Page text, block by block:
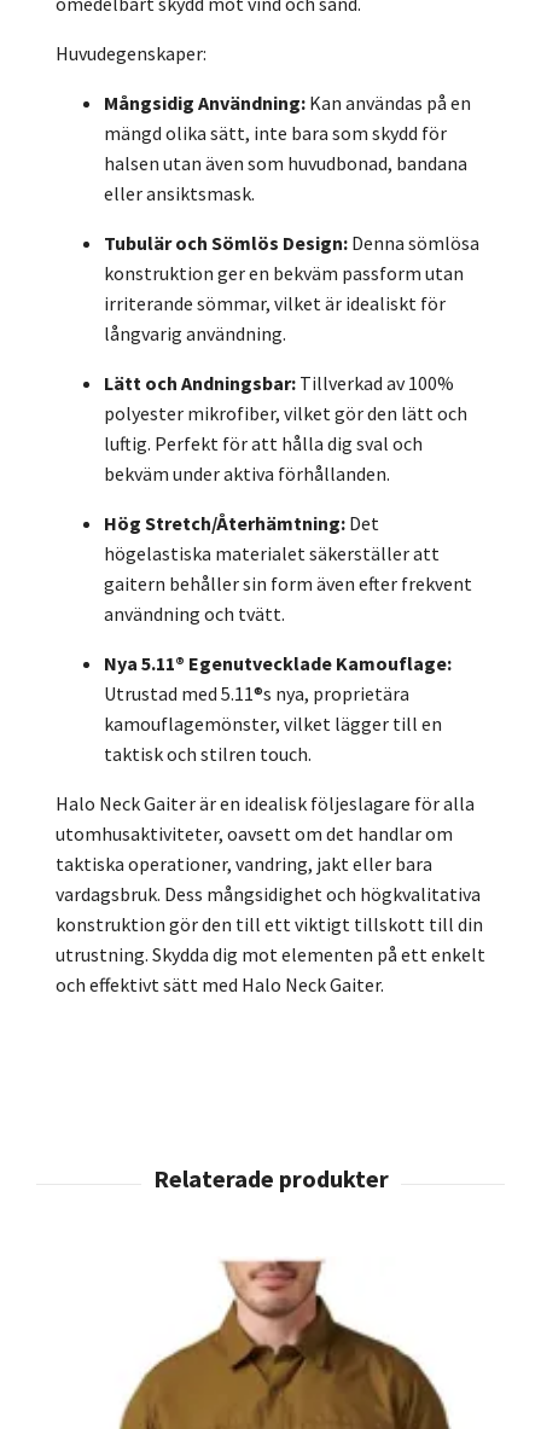
Huvudegenskaper:
Mångsidig Användning: Kan användas på en
mängd olika sätt, inte bara som skydd för
halsen utan även som huvudbonad, bandana
eller ansiktsmask.
Tubulär och Sömlös Design: Denna sömlösa
konstruktion ger en bekväm passform utan
irriterande sömmar, vilket är idealiskt för
långvarig användning.
Lätt och Andningsbar: Tillverkad av 100%
polyester mikrofiber, vilket gör den lätt och
luftig. Perfekt för att hålla dig sval och
bekväm under aktiva förhållanden.
Hög Stretch/Återhämtning: Det
högelastiska materialet säkerställer att
gaitern behåller sin form även efter frekvent
användning och tvätt.
Nya 5.11® Egenutvecklade Kamouflage:
Utrustad med 5.11®s nya, proprietära
kamouflagemönster, vilket lägger till en
taktisk och stilren touch.
Halo Neck Gaiter är en idealisk följeslagare för alla
utomhusaktiviteter, oavsett om det handlar om
taktiska operationer, vandring, jakt eller bara
vardagsbruk. Dess mångsidighet och högkvalitativa
konstruktion gör den till ett viktigt tillskott till din
utrustning. Skydda dig mot elementen på ett enkelt
och effektivt sätt med Halo Neck Gaiter.